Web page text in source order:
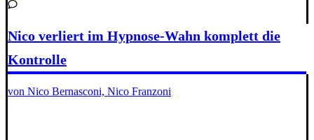
Nico verliert im Hypnose-Wahn komplett die
Kontrolle
von Nico Bernasconi, Nico Franzoni